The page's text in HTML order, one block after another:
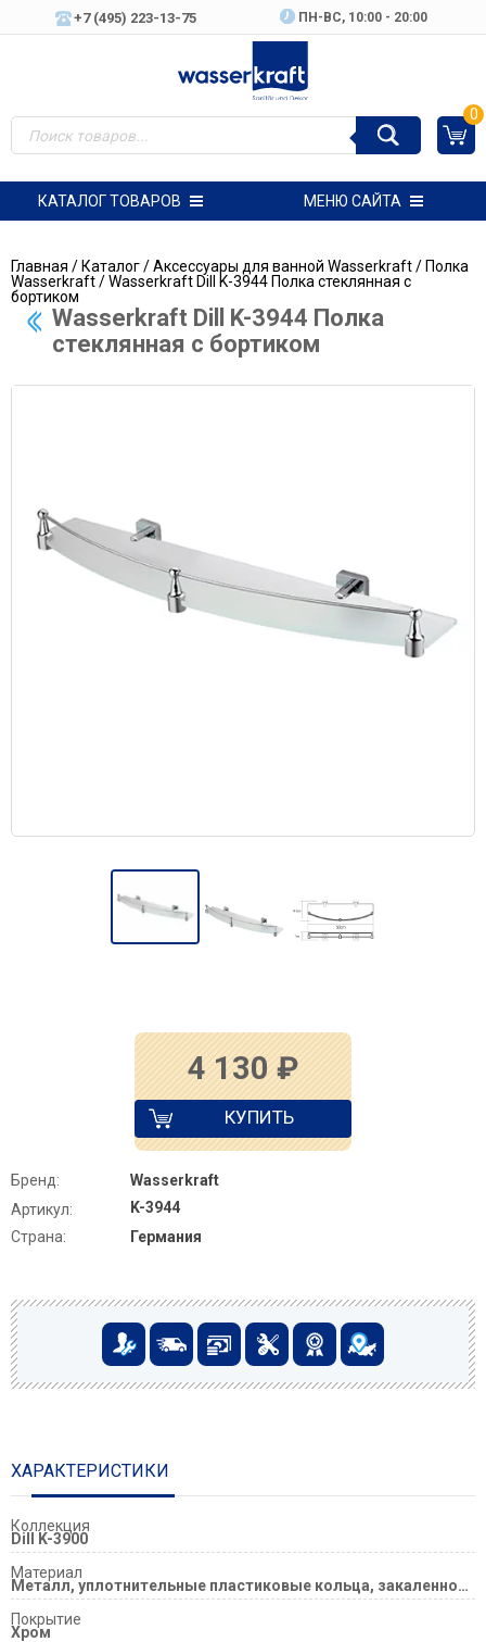
+7 (495) 223-13-75 ПН-ВC, 10:00 - 20:00
0
КАТАЛОГ ТОВАРОВ МЕНЮ САЙТА
Главная /Каталог/Аксессуары для ванной Wasserkraft/Полка
Wasserkraft/ Wasserkraft Dill K-3944 Полка стеклянная с
бортиком
Wasserkraft Dill K-3944 Полка
стеклянная с бортиком
4 130 ₽
КУПИТЬ
Бренд:
Wasserkraft
Артикул:
K-3944
Страна:
Германия
ХАРАКТЕРИСТИКИ
Коллекция
Dill K-3900
Материал
Металл, уплотнительные пластиковые кольца, закаленное матовое стекло
Покрытие
Хром